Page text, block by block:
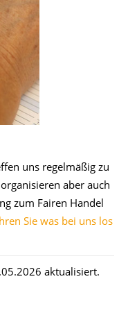
uns regelmäßig zu
aber auch
zum Fairen Handel
Sie was bei uns los
aktualisiert.